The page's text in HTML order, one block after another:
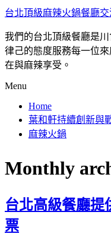
台北頂級麻辣火鍋餐廳交
我們的台北頂級餐廳是
律己的態度服務每一位
在與麻辣享受。
Menu
Home
葉和軒持續創新與
麻辣火鍋
Monthly
台北高級餐廳提
票